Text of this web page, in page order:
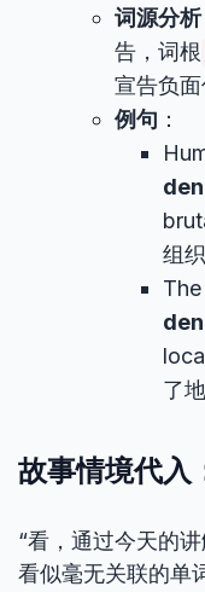
词源分析
告，词根
宣告负面
例句 ：
组
了
故事情境代入
“看，通过今天的
看似毫无关联的单